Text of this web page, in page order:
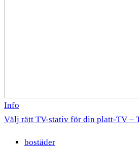
Info
Välj rätt TV-stativ för din platt-TV –
bostäder